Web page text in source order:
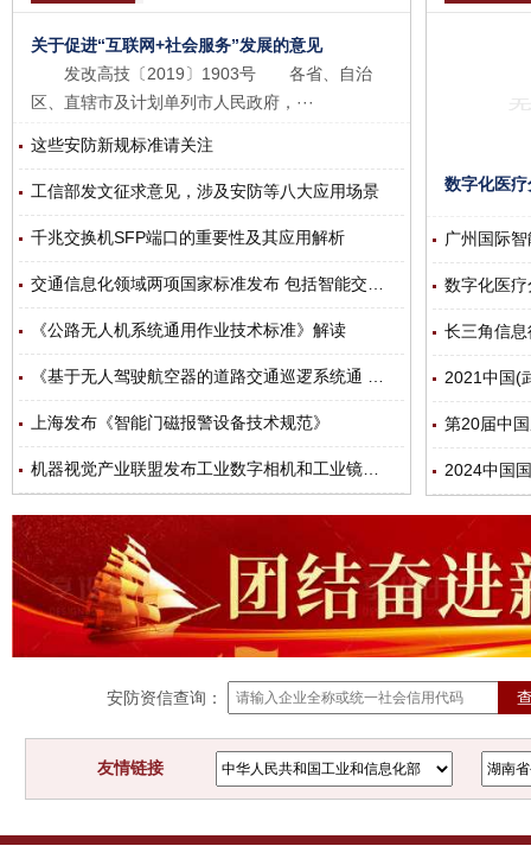
关于促进“互联网+社会服务”发展的意见
发改高技〔2019〕1903号 各省、自治
区、直辖市及计划单列市人民政府，···
这些安防新规标准请关注
工信部发文征求意见，涉及安防等八大应用场景
千兆交换机SFP端口的重要性及其应用解析
《公路无人机系统通用作业技术标准》解读
上海发布《智能门磁报警设备技术规范》
广州国际
数字化医
2021中国(
第20届中
2024中国
安防资信查询：
友情链接